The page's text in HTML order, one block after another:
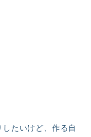
たいけど、作る自